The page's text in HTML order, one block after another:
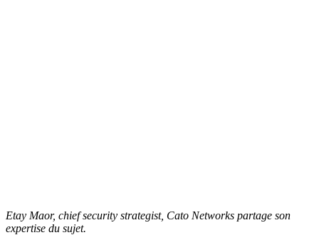
Etay Maor, chief security strategist, Cato Networks partage son
expertise du sujet.